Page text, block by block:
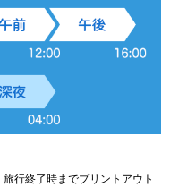
行終了時までプリントアウト